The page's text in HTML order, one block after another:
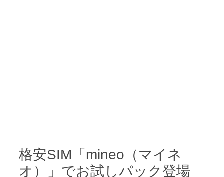
格安SIM「mineo（マイネ
オ）」でお試しパック登場